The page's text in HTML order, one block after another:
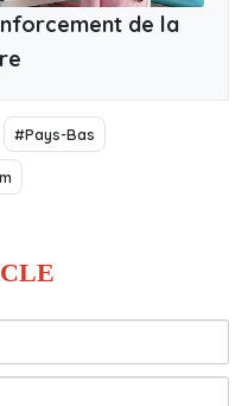
de la
#Pays-Bas